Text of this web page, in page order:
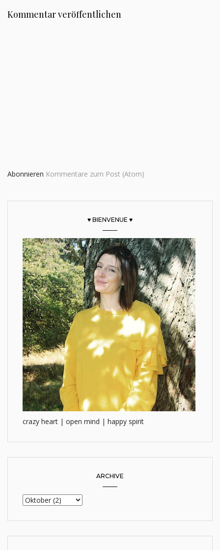
Kommentar veröffentlichen
Abonnieren Kommentare zum Post (Atom)
♥ BIENVENUE ♥
crazy heart | open mind | happy spirit
ARCHIVE